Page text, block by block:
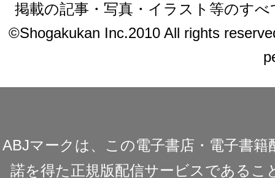
掲載の記事・写真・イラスト等のす
©Shogakukan Inc.2010 All rights
ABJマークは、この電子書店・電子書
諾を得た正規版配信サービスであるこ